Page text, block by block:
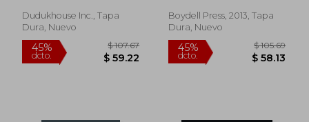
Dudukhouse Inc., Tapa
Dura, Nuevo
Boydell Press, 2013, Tapa
Dura, Nuevo